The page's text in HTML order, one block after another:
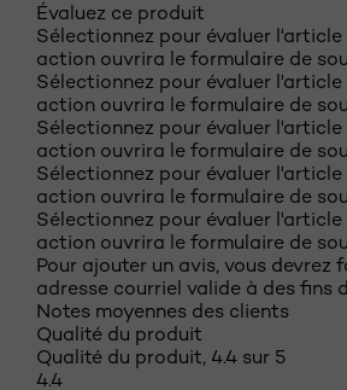
Évaluez ce produit
Sélectionnez pour évaluer
action ouvrira le formulaire de
Sélectionnez pour évaluer
action ouvrira le formulaire de
Sélectionnez pour évaluer
action ouvrira le formulaire de
Sélectionnez pour évaluer
action ouvrira le formulaire de
Sélectionnez pour évaluer
action ouvrira le formulaire de
Pour ajouter un avis, vous devrez
adresse courriel valide à des fins
Notes moyennes des clients
Qualité du produit
Qualité du produit, 4.4 sur 5
4.4